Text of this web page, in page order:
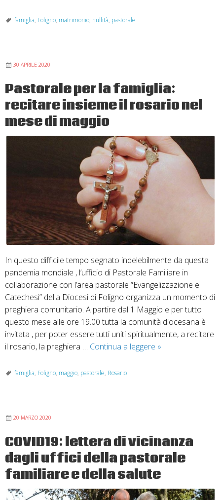
l’amore
al
tribunale
ecclesiastico
famiglia, Foligno, matrimonio, nullità, pastorale
30 APRILE 2020
Pastorale per la famiglia:
recitare insieme il rosario nel
mese di maggio
In questo difficile tempo segnato indelebilmente da questa
pandemia mondiale , l’ufficio di Pastorale Familiare in
collaborazione con l’area pastorale “Evangelizzazione e
Catechesi” della Diocesi di Foligno organizza un momento di
preghiera comunitario. A partire dal 1 Maggio e per tutto
questo mese alle ore 19.00 tutta la comunità diocesana è
invitata , per poter essere tutti uniti spiritualmente, a recitare
il rosario, la preghiera … Continua a leggere Pastorale
nel
mese
di
maggio
»
famiglia, Foligno, maggio, pastorale, Rosario
20 MARZO 2020
COVID19: lettera di vicinanza
dagli uffici della pastorale
familiare e della salute